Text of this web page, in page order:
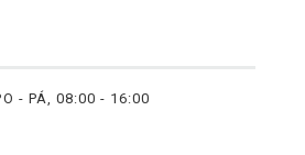
- PÁ, 08:00 - 16:00